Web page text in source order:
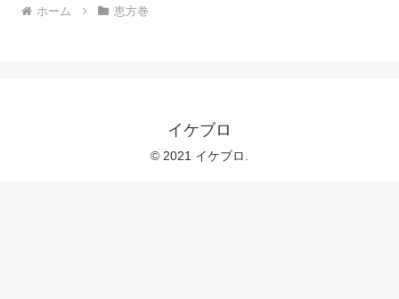
ホーム 恵方巻
イケブロ
© 2021 イケブロ.